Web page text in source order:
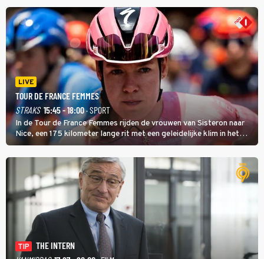
LIVE
TOUR DE FRANCE FEMMES
STRAKS 15:45 - 18:00· SPORT
In de Tour de France Femmes rijden de vrouwen van Sisteron naar
Nice, een 175 kilometer lange rit met een geleidelijke klim in het
midden. Dat is mogelijk niet de zwaarste hindernis, dat is de
temperatuur. Het kan in Nice namelijk bloedheet worden.
TIP
THE INTERN